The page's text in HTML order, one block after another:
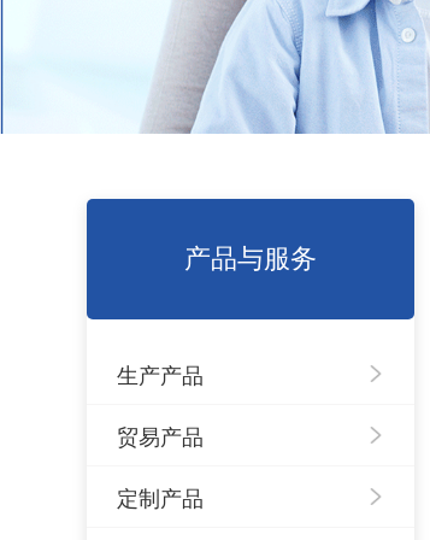
产品与服务
生产产品
贸易产品
定制产品